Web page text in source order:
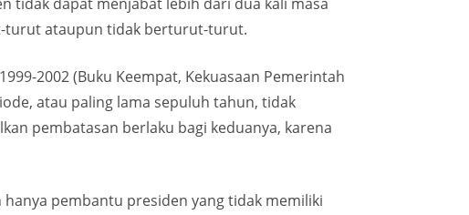
turut ataupun tidak berturut-turut.
2002 (Buku Keempat, Kekuasaan Pemerintah
atau paling lama sepuluh tahun, tidak
pembatasan berlaku bagi keduanya, karena
hanya pembantu presiden yang tidak memiliki